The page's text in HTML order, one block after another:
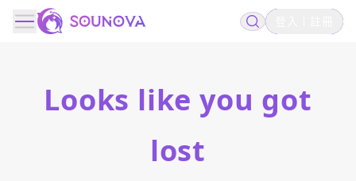
Looks like you got
lost